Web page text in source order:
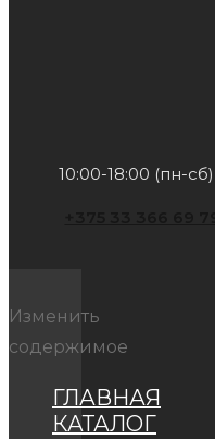
10:00-18:00 (пн-сб)
Изменить
содержимое
ГЛАВНАЯ
КАТАЛОГ